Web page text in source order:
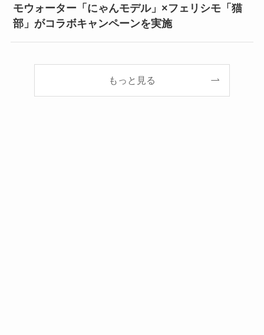
モウォーター「にゃんモデル」×フェリシモ「猫
部」がコラボキャンペーンを実施
もっと見る